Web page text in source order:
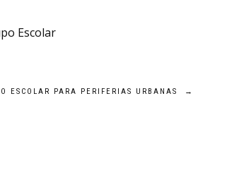
Escolar
ESCOLAR PARA PERIFERIAS URBANAS →